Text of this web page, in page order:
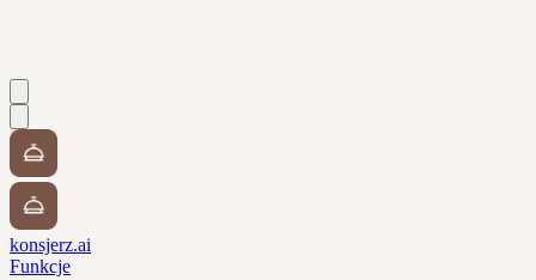
konsjerz.ai
Funkcje